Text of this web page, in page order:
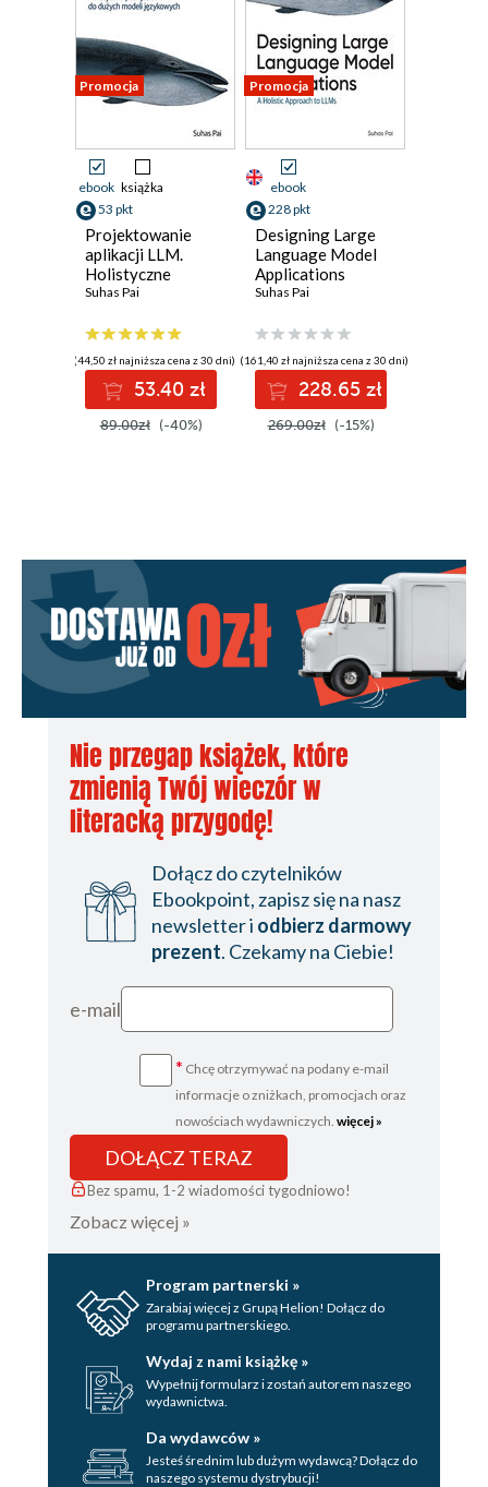
Promocja
ebook książka
53 pkt
Projektowanie
aplikacji LLM.
Holistyczne
podejście do
językowych
Suhas Pai
(44,50 zł najniższa cena z 30 dni)
53.40 zł
89.00zł (-40%)
Promocja
ebook
228 pkt
Designing Large
Language Model
Applications
Suhas Pai
(161,40 zł najniższa cena z 30 dni)
228.65 zł
269.00zł (-15%)
Nie przegap książek, które
zmienią Twój wieczór w
literacką przygodę!
Dołącz do czytelników
Ebookpoint, zapisz się na nasz
newsletter i odbierz darmowy
prezent. Czekamy na Ciebie!
e-mail
* Chcę otrzymywać na podany e-mail
informacje o zniżkach, promocjach oraz
nowościach wydawniczych. więcej »
DOŁĄCZ TERAZ
Bez spamu, 1-2 wiadomości tygodniowo!
Zobacz więcej »
Program partnerski »
Zarabiaj więcej z Grupą Helion! Dołącz do
programu partnerskiego.
Wydaj z nami książkę »
Wypełnij formularz i zostań autorem naszego
wydawnictwa.
Da wydawców »
Jesteś średnim lub dużym wydawcą? Dołącz do
naszego systemu dystrybucji!